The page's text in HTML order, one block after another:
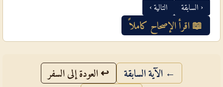
‹ السابقة التالية ›
📖 اقرأ الإصحاح كاملاً
← الآية السابقة ↩ العودة إلى السفر